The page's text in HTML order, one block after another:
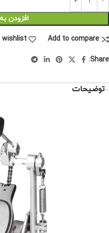
افزودن
Add to compare
wishlist
Share:
توضیحات